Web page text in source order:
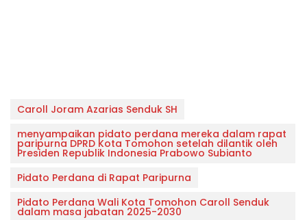
Caroll Joram Azarias Senduk SH
menyampaikan pidato perdana mereka dalam rapat
paripurna DPRD Kota Tomohon setelah dilantik oleh
Presiden Republik Indonesia Prabowo Subianto
Pidato Perdana di Rapat Paripurna
Pidato Perdana Wali Kota Tomohon Caroll Senduk
dalam masa jabatan 2025-2030